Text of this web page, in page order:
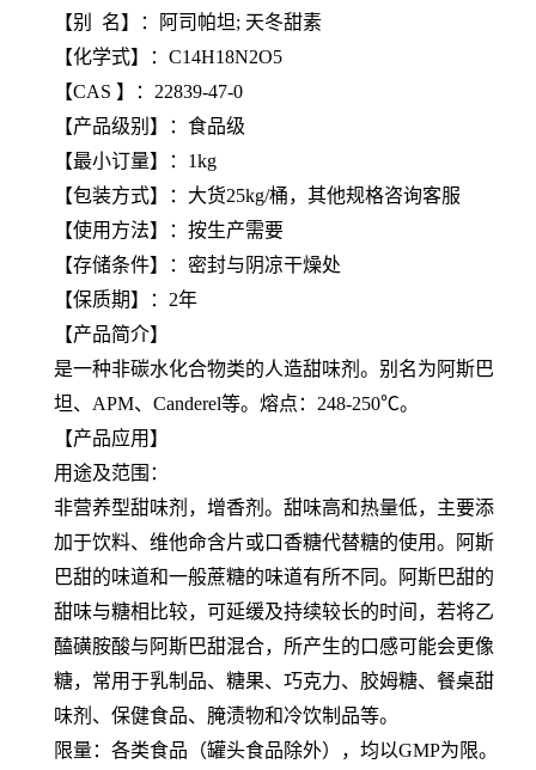
【别 名】：阿司帕坦; 天冬甜素
【化学式】：C14H18N2O5
【CAS 】：22839-47-0
【产品级别】：食品级
【最小订量】：1kg
【包装方式】：大货25kg/桶，其他规格咨询客服
【使用方法】：按生产需要
【存储条件】：密封与阴凉干燥处
【保质期】：2年
【产品简介】
是一种非碳水化合物类的人造甜味剂。别名为阿斯巴
坦、APM、Canderel等。熔点：248-250℃。
【产品应用】
用途及范围：
非营养型甜味剂，增香剂。甜味高和热量低，主要添
加于饮料、维他命含片或口香糖代替糖的使用。阿斯
巴甜的味道和一般蔗糖的味道有所不同。阿斯巴甜的
甜味与糖相比较，可延缓及持续较长的时间，若将乙
醘磺胺酸与阿斯巴甜混合，所产生的口感可能会更像
糖，常用于乳制品、糖果、巧克力、胶姆糖、餐桌甜
味剂、保健食品、腌渍物和冷饮制品等。
限量：各类食品（罐头食品除外），均以GMP为限。